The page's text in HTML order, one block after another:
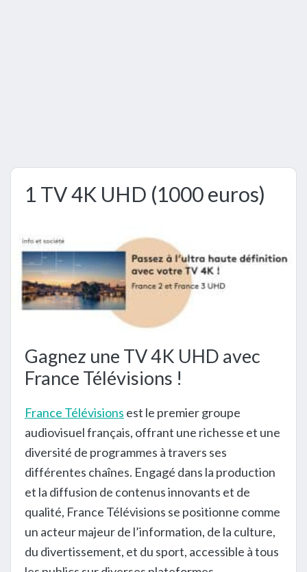
1 TV 4K UHD (1000 euros)
Gagnez une TV 4K UHD avec
France Télévisions !
France Télévisions est le premier groupe
audiovisuel français, offrant une richesse et une
diversité de programmes à travers ses
différentes chaînes. Engagé dans la production
et la diffusion de contenus innovants et de
qualité, France Télévisions se positionne comme
un acteur majeur de l’information, de la culture,
du divertissement, et du sport, accessible à tous